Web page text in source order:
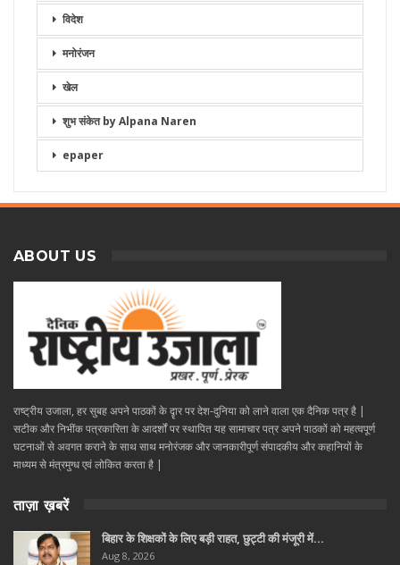
विदेश
मनोरंजन
खेल
शुभ संकेत by Alpana Naren
epaper
ABOUT US
राष्ट्रीय उजाला, हर सुबह अपने पाठकों के दॄार पर देश-दुनिया को लाने वाला एक दैनिक पत्र है |
सटीक और निभींक पत्रकारिता के आदर्शों पर स्थापित यह सामाचार पत्र अपने पाठकों को महत्वपूर्ण
घटनाओं से अवगत कराने के साथ साथ मनोरंजक और जानकारीपूर्ण संपादकीय और कहानियों के
माध्यम से मंत्रमुग्ध एवं लोकित करता है |
ताज़ा ख़बरें
बिहार के शिक्षकों के लिए बड़ी राहत, छुट्टी की मंजूरी में…
Aug 8, 2026